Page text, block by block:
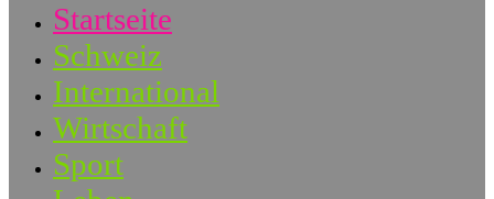
Startseite
Schweiz
International
Wirtschaft
Sport